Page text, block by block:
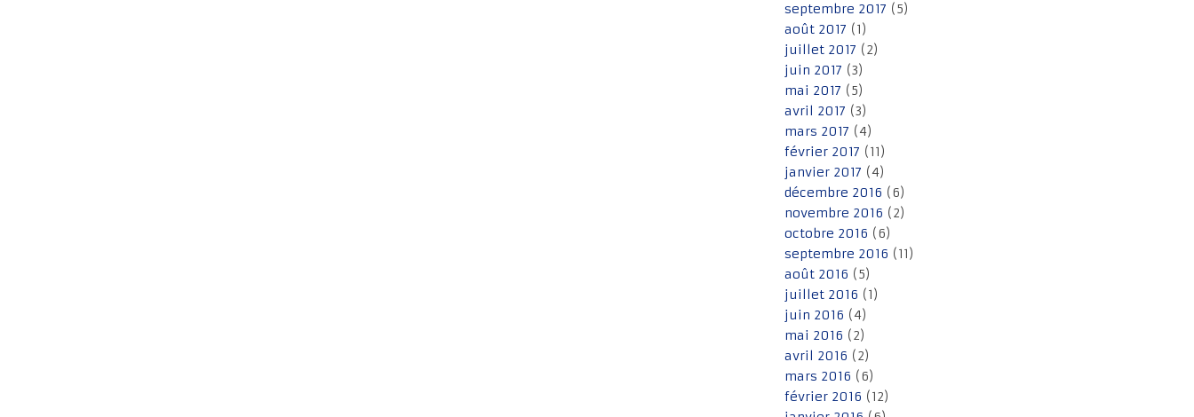
septembre 2017 (5)
août 2017 (1)
juillet 2017 (2)
juin 2017 (3)
mai 2017 (5)
avril 2017 (3)
mars 2017 (4)
février 2017 (11)
janvier 2017 (4)
décembre 2016 (6)
novembre 2016 (2)
octobre 2016 (6)
septembre 2016 (11)
août 2016 (5)
juillet 2016 (1)
juin 2016 (4)
mai 2016 (2)
avril 2016 (2)
mars 2016 (6)
février 2016 (12)